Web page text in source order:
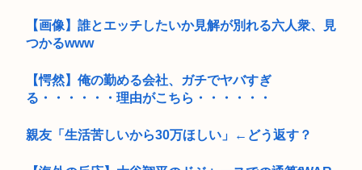
【画像】誰とエッチしたいか見解が別れる六人衆、見
つかるwww
【愕然】俺の勤める会社、ガチでヤバすぎ
る・・・・・・理由がこちら・・・・・・
親友「生活苦しいから30万ほしい」←どう返す？